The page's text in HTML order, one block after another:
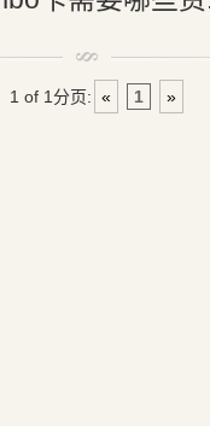
1 of 1分页: « 1 »